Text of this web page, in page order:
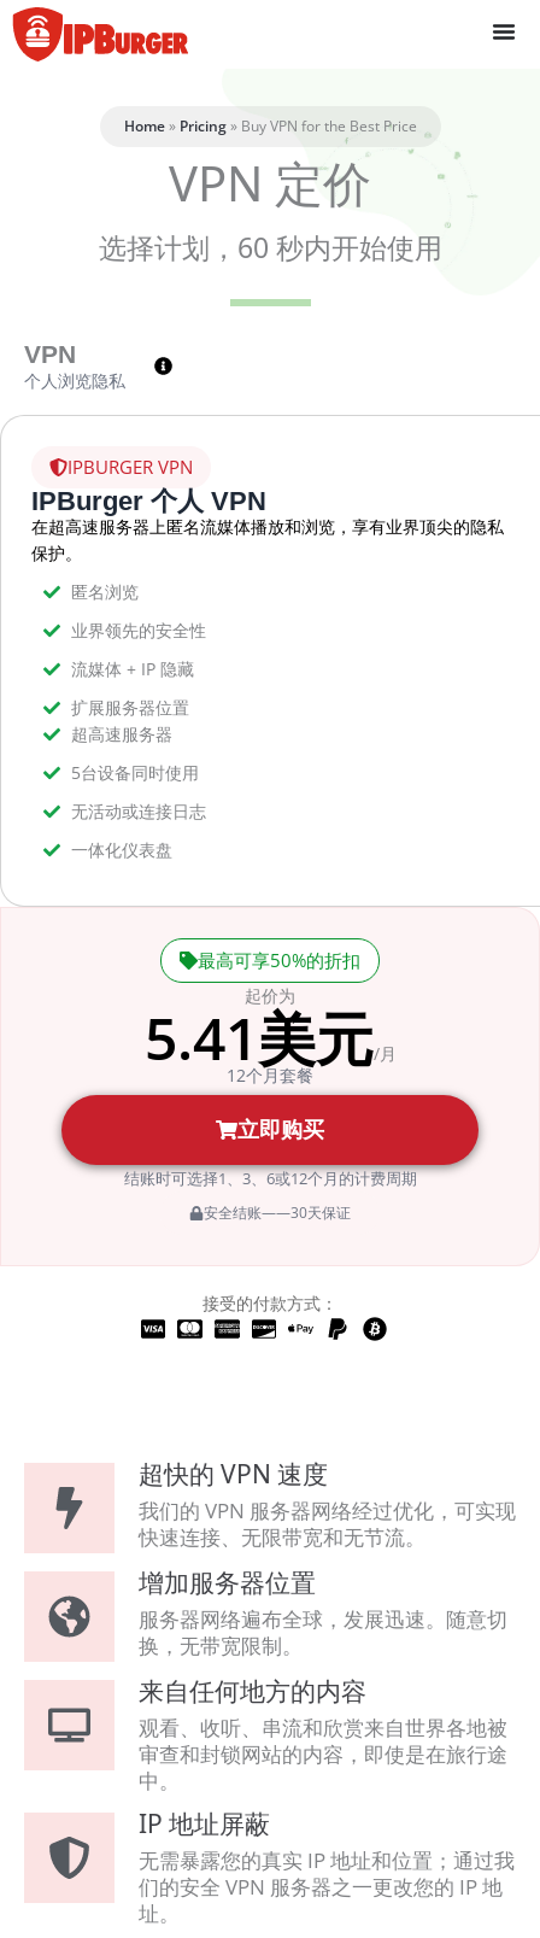
跳
至
Home» Pricing» Buy VPN for the Best Price
VPN 定价
选择计划，60 秒内开始使用
VPN
个人浏览隐私
IPBURGER VPN
IPBurger 个人 VPN
在超高速服务器上匿名流媒体播放和浏览，享有业界顶尖的隐私
保护。
匿名浏览
业界领先的安全性
流媒体 + IP 隐藏
扩展服务器位置
超高速服务器
5台设备同时使用
无活动或连接日志
一体化仪表盘
最高可享50%的折扣
起价为
5.41美元/月
12个月套餐
立即购买
结账时可选择1、3、6或12个月的计费周期
安全结账——30天保证
接受的付款方式：
超快的 VPN 速度
我们的 VPN 服务器网络经过优化，可实现
快速连接、无限带宽和无节流。
增加服务器位置
服务器网络遍布全球，发展迅速。随意切
换，无带宽限制。
来自任何地方的内容
观看、收听、串流和欣赏来自世界各地被
审查和封锁网站的内容，即使是在旅行途
中。
IP 地址屏蔽
无需暴露您的真实 IP 地址和位置；通过我
们的安全 VPN 服务器之一更改您的 IP 地
址。